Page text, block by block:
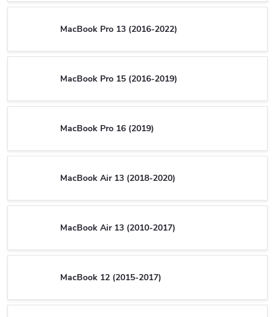
MacBook Pro 13 (2016-2022)
MacBook Pro 15 (2016-2019)
MacBook Pro 16 (2019)
MacBook Air 13 (2018-2020)
MacBook Air 13 (2010-2017)
MacBook 12 (2015-2017)